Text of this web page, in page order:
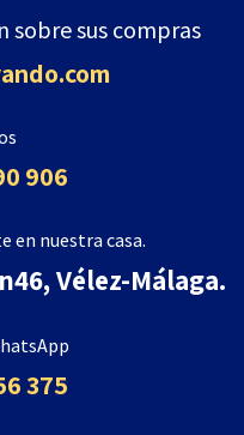
sobre sus compras
906
en nuestra casa.
Vélez-Málaga.
375